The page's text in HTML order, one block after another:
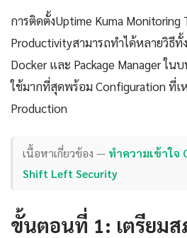
การติดตั้งUptime Kuma Monitoring
Productivityสามารถทำได้หลายวิธีทั้
Docker และ Package Manager ใ
ใช้มากที่สุดพร้อม Configuration ที่เ
Production
เนื้อหาเกี่ยวข้อง — ทำความเข้าใจ
Shift Left Security
ขั้นตอนที่ 1: เตรียม